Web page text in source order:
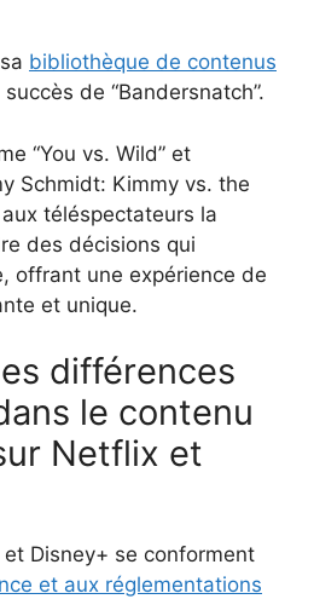
bibliothèque de contenus
de “Bandersnatch”.
“You vs. Wild” et
Schmidt: Kimmy vs. the
téléspectateurs la
des décisions qui
offrant une expérience de
et unique.
différences
le contenu
Netflix et
Disney+ se conforment
et aux réglementations